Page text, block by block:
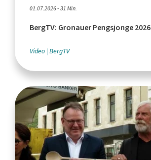
01.07.2026 - 31 Min.
BergTV: Gronauer Pengsjonge 2026
Video BergTV